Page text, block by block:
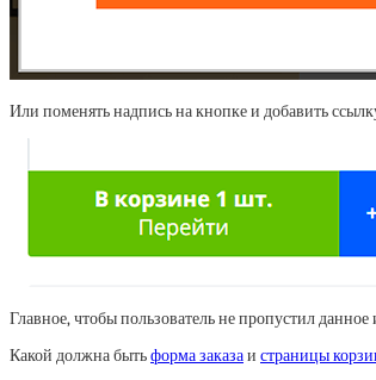
Или поменять надпись на кнопке и добавить
Главное, чтобы пользователь не пропустил
Какой должна бытьформа заказаи страницы